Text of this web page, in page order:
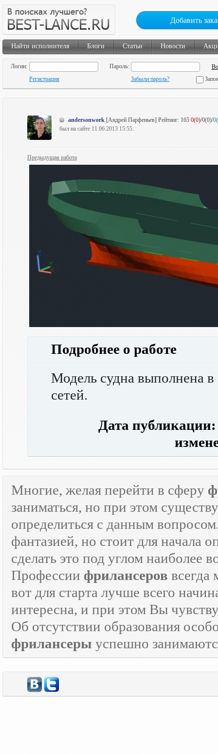
Добавить
Найти исполнителя Блоги Статьи Новости
Логин:
Пароль:
Регистрация
Забыли пароль?
andersonwork [Андрей Парфеньев] Рейтинг: 165 0(0)/0(0)/
был на сайте 11.06.2013 15:55.
Предыдущая работа
Подробнее о работе
Модель судна выполнена
сетей.
Дата публикации:
Многие, желая перейти в сферу
заниматься, но при этом
определиться с данным
фантазией, но стоит для начала
сделать это под углом наиболее
Профессии фрилансеров
вот для старта лучше всего
интересна, и при этом Вы
Об отсутствии образования
фрилансеры успешно